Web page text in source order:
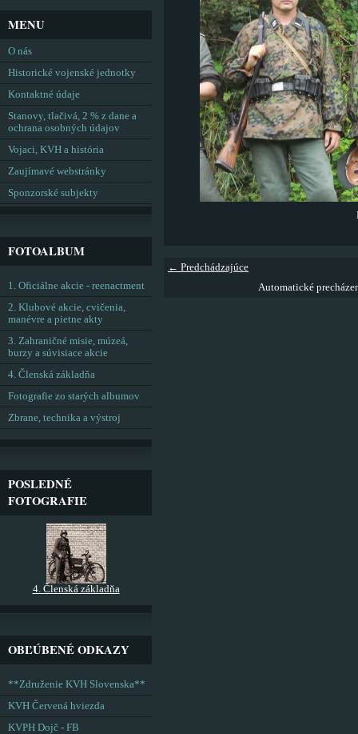
← Predchádzajúce
Automatické
MENU
O nás
Historické vojenské jednotky
Kontaktné údaje
Stanovy, tlačivá, 2 % z dane a
ochrana osobných údajov
Vojaci, KVH a história
Zaujímavé webstránky
Sponzorské subjekty
FOTOALBUM
1. Oficiálne akcie - reenactment
2. Klubové akcie, cvičenia,
manévre a pietne akty
3. Zahraničné misie, múzeá,
burzy a súvisiace akcie
4. Členská základňa
Fotografie zo starých albumov
Zbrane, technika a výstroj
POSLEDNÉ
FOTOGRAFIE
4. Členská základňa
OBĽÚBENÉ ODKAZY
**Združenie KVH Slovenska**
KVH Červená hviezda
KVPH Dojč - FB